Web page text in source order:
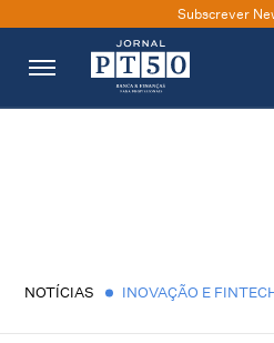
Subscrever
NOTÍCIAS INOVAÇÃO E